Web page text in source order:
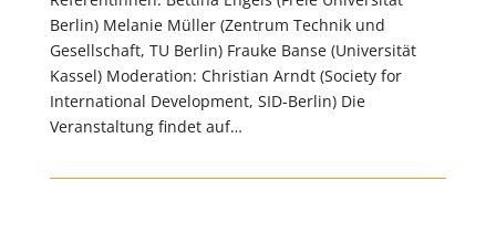
Berlin) Melanie Müller (Zentrum Technik und
Gesellschaft, TU Berlin) Frauke Banse (Universität
Kassel) Moderation: Christian Arndt (Society for
International Development, SID-Berlin) Die
Veranstaltung findet auf…